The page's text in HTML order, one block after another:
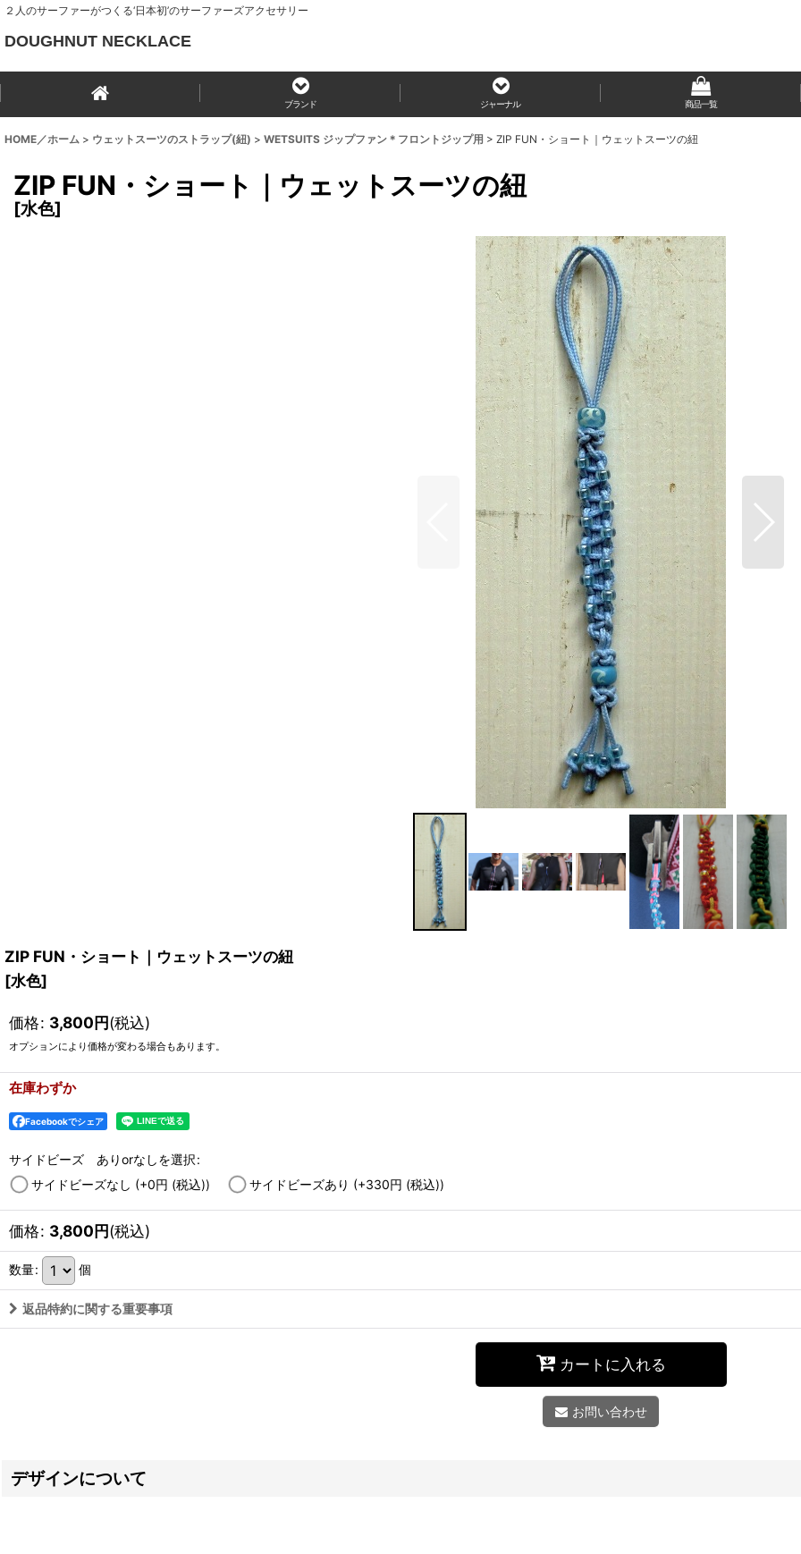
２人のサーファーがつくる‘日本初’のサーファーズアクセサリー
DOUGHNUT NECKLACE
ブランド ジャーナル 商品一覧
HOME／ホーム > ウェットスーツのストラップ(紐) > WETSUITS ジップファン＊フロントジップ用 > ZIP FUN・ショート｜ウェットスーツの紐
ZIP FUN・ショート｜ウェットスーツの紐
[水色]
ZIP FUN・ショート｜ウェットスーツの紐
[水色]
価格: 3,800円(税込)
オプションにより価格が変わる場合もあります。
在庫わずか
Facebookでシェア
サイドビーズ ありorなしを選択:
サイドビーズなし (+0円 (税込)) サイドビーズあり (+330円 (税込))
価格: 3,800円(税込)
数量: 個
返品特約に関する重要事項
カートに入れる
お問い合わせ
デザインについて